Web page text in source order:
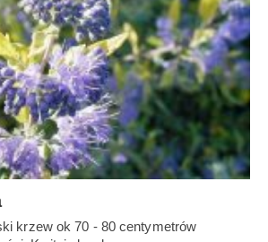
krzew ok 70 - 80 centymetrów